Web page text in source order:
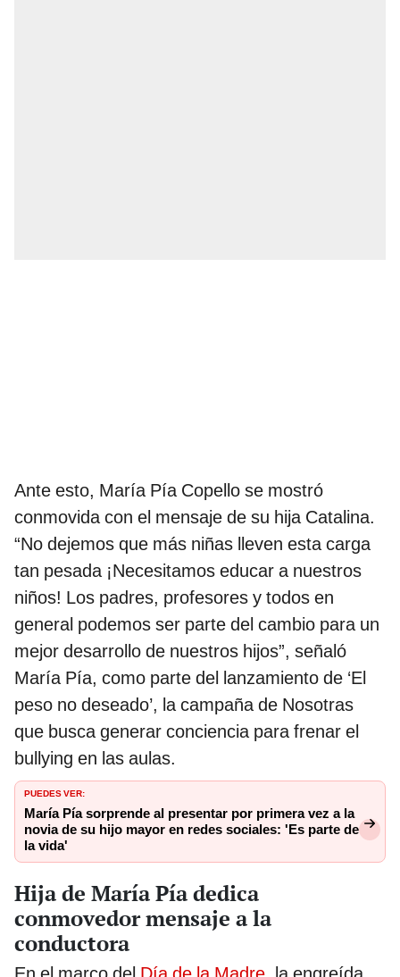
Ante esto, María Pía Copello se mostró
conmovida con el mensaje de su hija Catalina.
“No dejemos que más niñas lleven esta carga
tan pesada ¡Necesitamos educar a nuestros
niños! Los padres, profesores y todos en
general podemos ser parte del cambio para un
mejor desarrollo de nuestros hijos”, señaló
María Pía, como parte del lanzamiento de ‘El
peso no deseado’, la campaña de Nosotras
que busca generar conciencia para frenar el
bullying en las aulas.
PUEDES VER:
María Pía sorprende al presentar por primera vez a la
novia de su hijo mayor en redes sociales: 'Es parte de
la vida'
Hija de María Pía dedica
conmovedor mensaje a la
conductora